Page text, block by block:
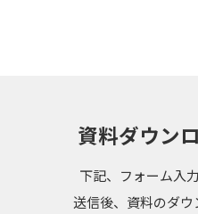
資料ダウン
下記、フォーム入
送信後、資料のダ